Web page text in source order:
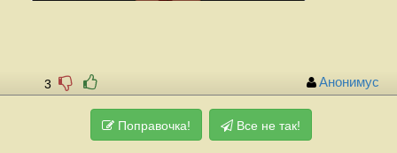
3 Анонимус
Поправочка! Все не так!